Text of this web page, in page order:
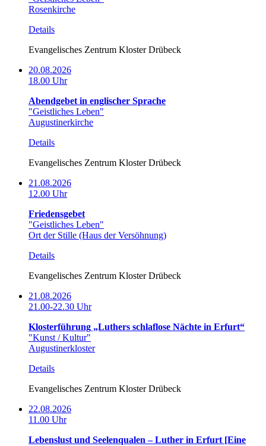
Rosenkirche
Details
Evangelisches Zentrum Kloster Drübeck
20.08.2026
18.00 Uhr
Abendgebet in englischer Sprache
"Geistliches Leben"
Augustinerkirche
Details
Evangelisches Zentrum Kloster Drübeck
21.08.2026
12.00 Uhr
Friedensgebet
"Geistliches Leben"
Ort der Stille (Haus der Versöhnung)
Details
Evangelisches Zentrum Kloster Drübeck
21.08.2026
21.00-22.30 Uhr
Klosterführung „Luthers schlaflose Nächte in Erfurt“
"Kunst / Kultur"
Augustinerkloster
Details
Evangelisches Zentrum Kloster Drübeck
22.08.2026
11.00 Uhr
Lebenslust und Seelenqualen – Luther in Erfurt [Eine